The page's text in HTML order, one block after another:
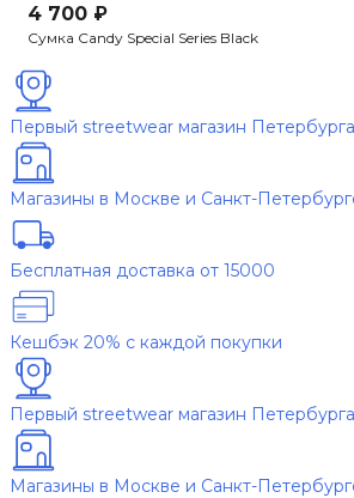
4 700 ₽
Сумка Candy Special Series Black
Первый streetwear магазин Петербурга
Магазины в Москве и Санкт-
Бесплатная доставка от 15000
Кешбэк 20% с каждой покупки
Первый streetwear магазин Петербурга
Магазины в Москве и Санкт-